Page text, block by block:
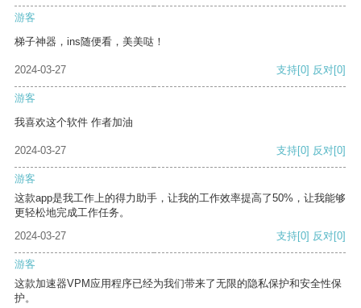
游客
梯子神器，ins随便看，美美哒！
2024-03-27 支持[0] 反对[0]
游客
我喜欢这个软件 作者加油
2024-03-27 支持[0] 反对[0]
游客
这款app是我工作上的得力助手，让我的工作效率提高了50%，让我能够
更轻松地完成工作任务。
2024-03-27
支持[0] 反对[0]
游客
这款加速器VPM应用程序已经为我们带来了无限的隐私保护和安全性保
护。